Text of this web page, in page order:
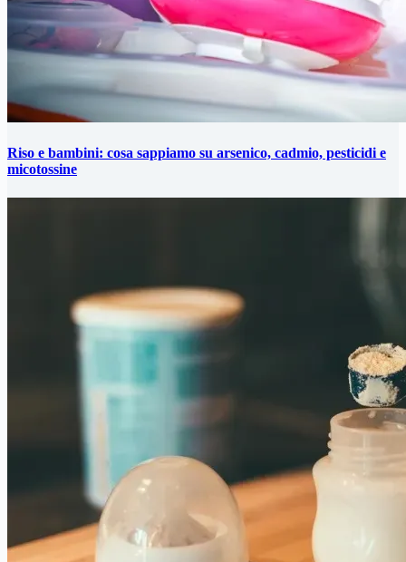
Riso e bambini: cosa sappiamo su arsenico, cadmio, pesticidi e
micotossine